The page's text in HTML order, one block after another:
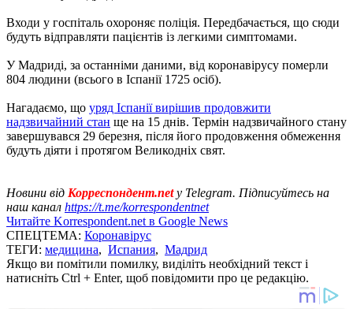
Входи у госпіталь охороняє поліція. Передбачається, що сюди
будуть відправляти пацієнтів із легкими симптомами.
У Мадриді, за останніми даними, від коронавірусу померли
804 людини (всього в Іспанії 1725 осіб).
Нагадаємо, що уряд Іспанії вирішив продовжити
надзвичайний стан ще на 15 днів. Термін надзвичайного стану
завершувався 29 березня, після його продовження обмеження
будуть діяти і протягом Великодніх свят.
Новини від Корреспондент.netу Telegram. Підписуйтесь на
наш канал https://t.me/korrespondentnet
Читайте Korrespondent.net в Google News
СПЕЦТЕМА: Коронавірус
ТЕГИ: медицина, Испания, Мадрид
Якщо ви помітили помилку, виділіть необхідний текст і
натисніть Ctrl + Enter, щоб повідомити про це редакцію.